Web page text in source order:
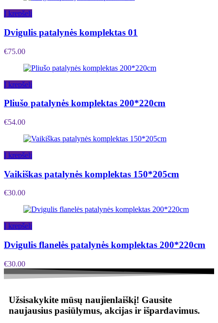
Į krepšelį
Dvigulis patalynės komplektas 01
€75.00
Į krepšelį
Pliušo patalynės komplektas 200*220cm
€54.00
Į krepšelį
Vaikiškas patalynės komplektas 150*205cm
€30.00
Į krepšelį
Dvigulis flanelės patalynės komplektas 200*220cm
€30.00
Užsisakykite mūsų naujienlaiškį! Gausite
naujausius pasiūlymus, akcijas ir išpardavimus.